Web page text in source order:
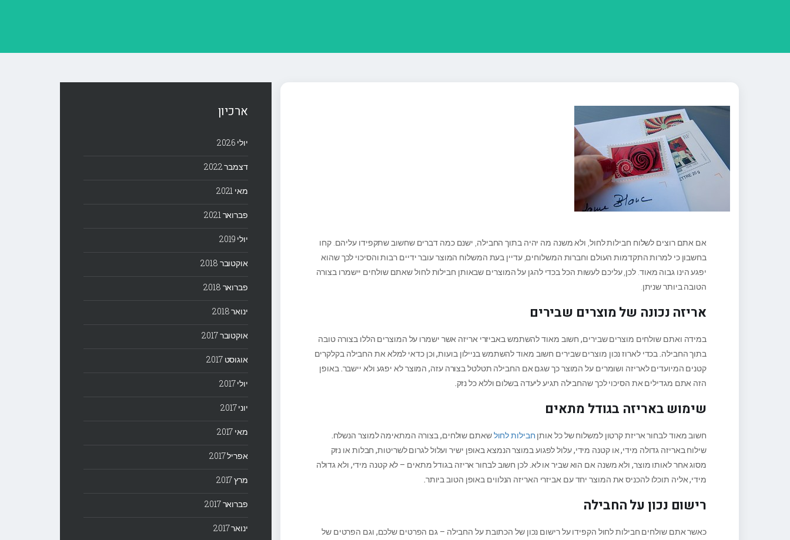
אם אתם רוצים לשלוח חבילות לחול, ולא משנה מה יהיה בתוך החבילה, ישנם כמה דברים שחשוב שתקפידו עליהם. קחו
בחשבון כי למרות התקדמות העולם וחברות המשלוחים, עדיין בעת המשלוח המוצר עובר ידיים רבות והסיכוי לכך שהוא
יפגע הינו גבוה מאוד. לכן, עליכם לעשות הכל בכדי להגן על המוצרים שבאותן חבילות לחול שאתם שולחים יישמרו בצורה
הטובה ביותר שניתן.
אריזה נכונה של מוצרים שבירים
במידה ואתם שולחים מוצרים שבירים, חשוב מאוד להשתמש באביזרי אריזה אשר ישמרו על המוצרים הללו בצורה טובה
בתוך החבילה. בכדי לארוז נכון מוצרים שבירים חשוב מאוד להשתמש בניילון בועות, וכן כדאי למלא את החבילה בקלקרים
קטנים המיועדים לאריזה ושומרים על המוצר כך שגם אם החבילה תטלטל בצורה עזה, המוצר לא יפגע ולא יישבר. באופן
הזה אתם מגדילים את הסיכוי לכך שהחבילה תגיע ליעדה בשלום וללא כל נזק.
שימוש באריזה בגודל מתאים
חשוב מאוד לבחור אריזת קרטון למשלוח של כל אותן חבילות לחולשאתם שולחים, בצורה המתאימה למוצר הנשלח.
שילוח באריזה גדולה מידי, או קטנה מידי, עלול לפגוע במוצר הנמצא באופן ישיר ועלול לגרום לשריטות, חבלות או נזק
מסוג אחר לאותו מוצר, ולא משנה אם הוא שביר או לא. לכן חשוב לבחור אריזה בגודל מתאים – לא קטנה מידי, ולא גדולה
מידי, אליה תוכלו להכניס את המוצר יחד עם אביזרי האריזה הנלווים באופן הטוב ביותר.
רישום נכון על החבילה
כאשר אתם שולחים חבילות לחול הקפידו על רישום נכון של הכתובת על החבילה – גם הפרטים שלכם, וגם הפרטים של
ארכיון
יולי 2026
דצמבר 2022
מאי 2021
פברואר 2021
יולי 2019
אוקטובר 2018
פברואר 2018
ינואר 2018
אוקטובר 2017
אוגוסט 2017
יולי 2017
יוני 2017
מאי 2017
אפריל 2017
מרץ 2017
פברואר 2017
ינואר 2017